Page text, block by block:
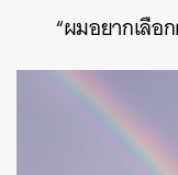
“ผมอยากเลือ